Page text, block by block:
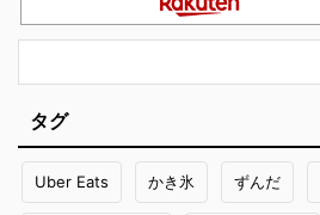
タグ
Uber Eats かき氷 ずんだ